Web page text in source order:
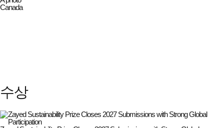
Canada
수상